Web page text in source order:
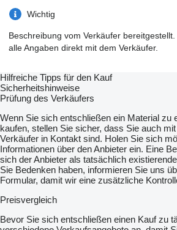
Wichtig
Beschreibung vom Verkäufer
alle Angaben direkt mit dem Verkäufer.
Hilfreiche Tipps für den Kauf
Sicherheitshinweise
Prüfung des Verkäufers
Wenn Sie sich entschließen ein Material zu
kaufen, stellen Sie sicher, dass Sie auch
Verkäufer in Kontakt sind. Holen Sie sich
Informationen über den Anbieter ein. Eine
sich der Anbieter als tatsächlich
Sie Bedenken haben, informieren Sie uns
Formular, damit wir eine zusätzliche
Preisvergleich
Bevor Sie sich entschließen einen Kauf zu